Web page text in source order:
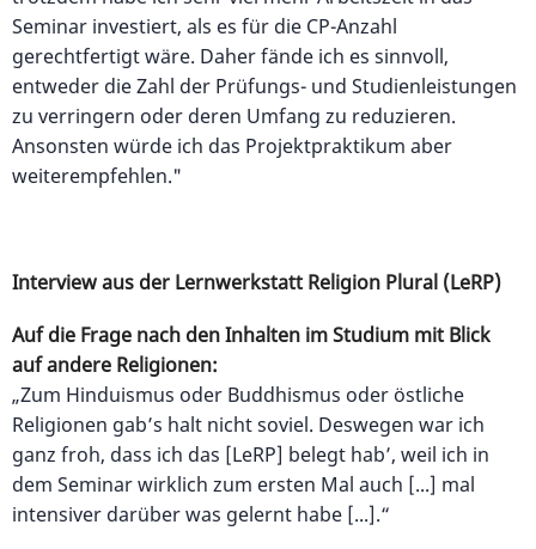
Seminar investiert, als es für die CP-Anzahl
gerechtfertigt wäre. Daher fände ich es sinnvoll,
entweder die Zahl der Prüfungs- und Studienleistungen
zu verringern oder deren Umfang zu reduzieren.
Ansonsten würde ich das Projektpraktikum aber
weiterempfehlen."
Interview aus der Lernwerkstatt Religion Plural (LeRP)
Auf die Frage nach den Inhalten im Studium mit Blick
auf andere Religionen:
„Zum Hinduismus oder Buddhismus oder östliche
Religionen gab’s halt nicht soviel. Deswegen war ich
ganz froh, dass ich das [LeRP] belegt hab’, weil ich in
dem Seminar wirklich zum ersten Mal auch [...] mal
intensiver darüber was gelernt habe [...].“